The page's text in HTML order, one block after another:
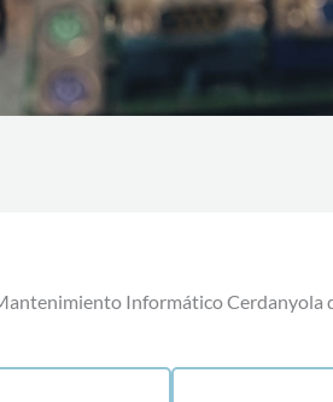
Informático Cerdanyola